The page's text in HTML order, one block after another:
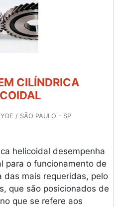
CILÍNDRICA
/ SÃO PAULO - SP
helicoidal desempenha
para o funcionamento de
das mais requeridas, pelo
que são posicionados de
que se refere aos